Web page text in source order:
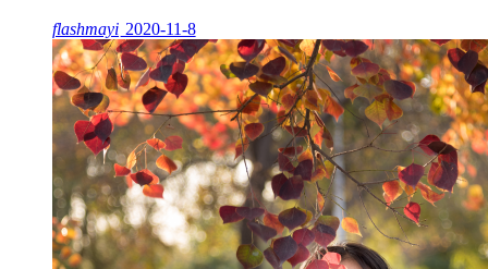
flashmayi 2020-11-8